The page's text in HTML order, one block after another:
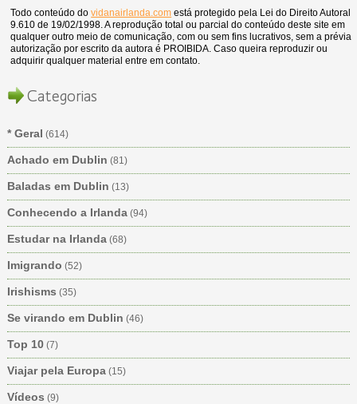
Todo conteúdo dovidanairlanda.com está protegido pela Lei do Direito Autoral
9.610 de 19/02/1998. A reprodução total ou parcial do conteúdo deste site em
qualquer outro meio de comunicação, com ou sem fins lucrativos, sem a prévia
autorização por escrito da autora é PROIBIDA. Caso queira reproduzir ou
adquirir qualquer material entre em contato.
Categorias
* Geral (614)
Achado em Dublin (81)
Baladas em Dublin (13)
Conhecendo a Irlanda(94)
Estudar na Irlanda(68)
Imigrando (52)
Irishisms (35)
Se virando em Dublin (46)
Top 10(7)
Viajar pela Europa(15)
Vídeos (9)